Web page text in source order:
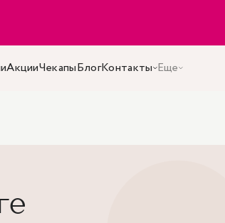
АкцииЧекапыБлогКонтакты Еще